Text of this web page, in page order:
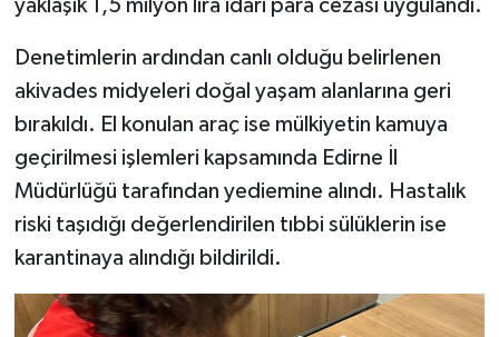
yaklaşık 1,5 milyon lira idari para cezası uygulandı.
Denetimlerin ardından canlı olduğu belirlenen
akivades midyeleri doğal yaşam alanlarına geri
bırakıldı. El konulan araç ise mülkiyetin kamuya
geçirilmesi işlemleri kapsamında Edirne İl
Müdürlüğü tarafından yediemine alındı. Hastalık
riski taşıdığı değerlendirilen tıbbi sülüklerin ise
karantinaya alındığı bildirildi.